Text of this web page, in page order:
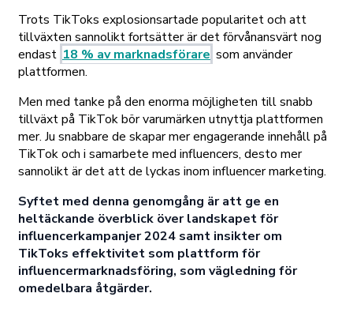
Trots TikToks explosionsartade popularitet och att
tillväxten sannolikt fortsätter är det förvånansvärt nog
endast 18 % av marknadsförare som använder
plattformen.
Men med tanke på den enorma möjligheten till snabb
tillväxt på TikTok bör varumärken utnyttja plattformen
mer. Ju snabbare de skapar mer engagerande innehåll på
TikTok och i samarbete med influencers, desto mer
sannolikt är det att de lyckas inom influencer marketing.
Syftet med denna genomgång är att ge en
heltäckande överblick över landskapet för
influencerkampanjer 2024 samt insikter om
TikToks effektivitet som plattform för
influencermarknadsföring, som vägledning för
omedelbara åtgärder.